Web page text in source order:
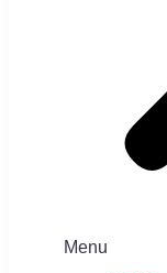
Menu